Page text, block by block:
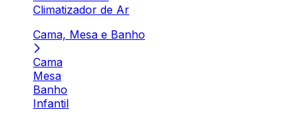
Climatizador de Ar
Cama, Mesa e Banho
Cama
Mesa
Banho
Infantil